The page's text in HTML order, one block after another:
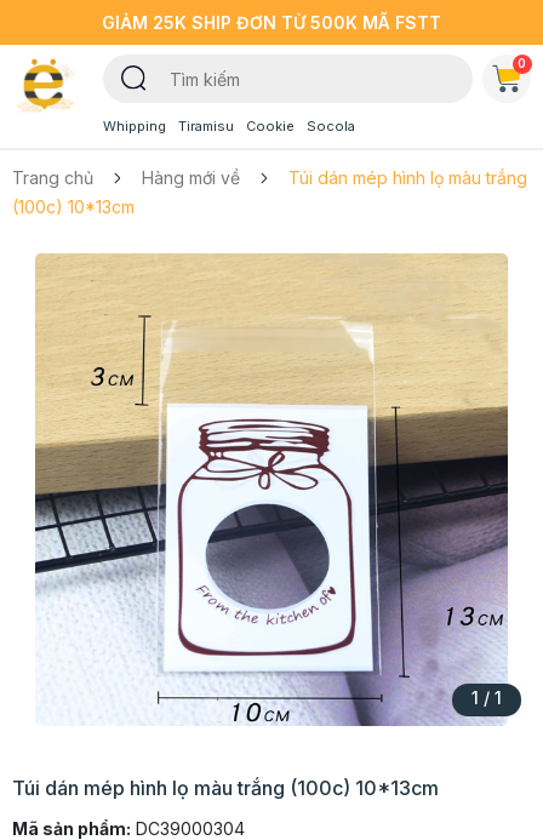
GIẢM 25K SHIP ĐƠN TỪ 500K MÃ FSTT
Whipping Tiramisu Cookie Socola
0
Trang chủ Hàng mới về
Túi dán mép hình lọ màu trắng
(100c) 10*13cm
1 / 1
Túi dán mép hình lọ màu trắng (100c) 10*13cm
Mã sản phẩm: DC39000304